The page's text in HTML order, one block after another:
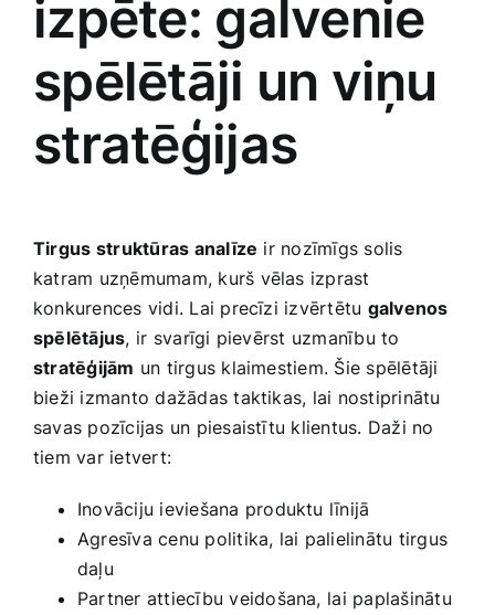
izpēte:​ galvenie
spēlētāji un viņu
stratēģijas
Tirgus ⁤struktūras analīze ir nozīmīgs solis
katram uzņēmumam, kurš vēlas izprast
konkurences vidi. Lai precīzi izvērtētu galvenos
spēlētājus, ⁤ir svarīgi pievērst uzmanību ‍to
stratēģijām un tirgus klaimestiem. ‌Šie spēlētāji
bieži izmanto dažādas taktikas, lai nostiprinātu
savas ‍pozīcijas un piesaistītu klientus. Daži no
tiem var ietvert:
Inovāciju ieviešana produktu līnijā
Agresīva ‌cenu politika, lai ‍palielinātu tirgus‍
daļu
Partner attiecību ‍veidošana,⁣ lai paplašinātu